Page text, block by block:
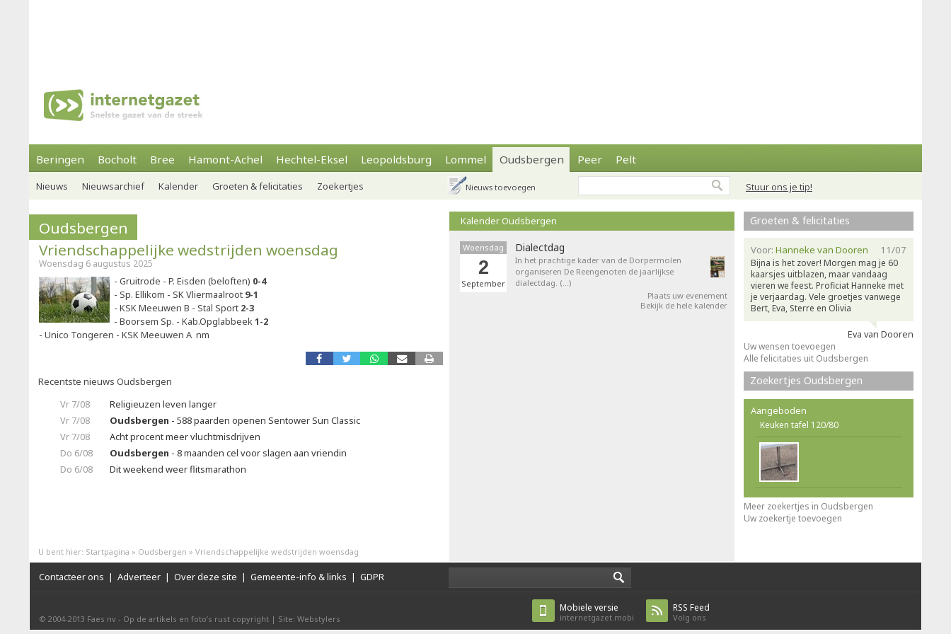
Beringen Bocholt Bree Hamont-Achel Hechtel-Eksel Leopoldsburg Lommel Oudsbergen Peer Pelt
Stuur ons je tip!
Nieuws Nieuwsarchief Kalender Groeten & felicitaties Zoekertjes Nieuws toevoegen
Oudsbergen
Vriendschappelijke wedstrijden woensdag
Woensdag 6 augustus 2025
- Gruitrode - P. Eisden (beloften) 0-4
- Sp. Ellikom - SK Vliermaalroot 9-1
- KSK Meeuwen B - Stal Sport 2-3
- Boorsem Sp. - Kab.Opglabbeek1-2
- Unico Tongeren - KSK Meeuwen A nm
Recentste nieuws Oudsbergen
Vr 7/08
Religieuzen leven langer
Vr 7/08
Oudsbergen - 588 paarden openen Sentower Sun Classic
Vr 7/08
Acht procent meer vluchtmisdrijven
Do 6/08
Oudsbergen - 8 maanden cel voor slagen aan vriendin
Do 6/08
Dit weekend weer flitsmarathon
Kalender Oudsbergen
Woensdag
2
September
Dialectdag
In het prachtige kader van de Dorpermolen
organiseren De Reengenoten de jaarlijkse
dialectdag. (…)
Plaats uw evenement
Bekijk de hele kalender
Groeten & felicitaties
11/07
Voor: Hanneke van Dooren
Bijna is het zover! Morgen mag je 60
kaarsjes uitblazen, maar vandaag
vieren we feest. Proficiat Hanneke met
je verjaardag. Vele groetjes vanwege
Bert, Eva, Sterre en Olivia
Eva van Dooren
Uw wensen toevoegen
Alle felicitaties uit Oudsbergen
Zoekertjes Oudsbergen
Aangeboden
Keuken tafel 120/80
Meer zoekertjes in Oudsbergen
Uw zoekertje toevoegen
U bent hier: Startpagina » Oudsbergen » Vriendschappelijke wedstrijden woensdag
Contacteer ons | Adverteer | Over deze site | Gemeente-info & links | GDPR
© 2004-2013 Faes nv - Op de artikels en foto’s rust copyright | Site: Webstylers
RSS Feed
Volg ons
Mobiele versie
internetgazet.mobi